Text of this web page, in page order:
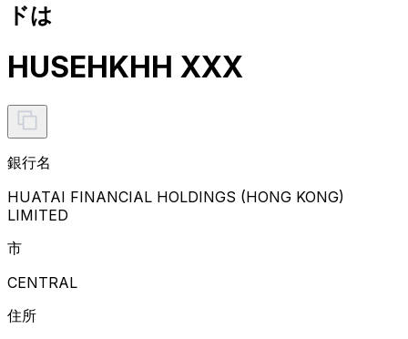
ドは
HUSEHKHH XXX
銀行名
HUATAI FINANCIAL HOLDINGS (HONG KONG)
LIMITED
市
CENTRAL
住所